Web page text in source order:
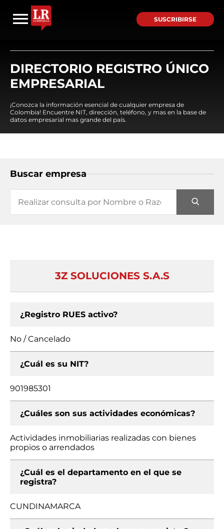
SUSCRIBIRSE
DIRECTORIO REGISTRO ÚNICO
EMPRESARIAL
¡Conozca la información esencial de cualquier empresa de
Colombia! Encuentre NIT, dirección, teléfono, y mas en la base de
datos empresarial mas grande del país.
Buscar empresa
3Z SOLUCIONES S.A.S
¿Registro RUES activo?
No / Cancelado
¿Cuál es su NIT?
901985301
¿Cuáles son sus actividades económicas?
Actividades inmobiliarias realizadas con bienes
propios o arrendados
¿Cuál es el departamento en el que se
registra?
CUNDINAMARCA